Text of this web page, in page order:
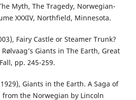
Myth, The Tragedy, Norwegian-
XXXIV, Northfield, Minnesota.
Fairy Castle or Steamer Trunk?
Giants in The Earth, Great
pp. 245-259.
Giants in the Earth. A Saga of
the Norwegian by Lincoln